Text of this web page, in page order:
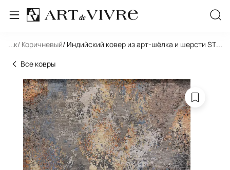
... / Коричневый/ Индийский ковер из арт-шёлка и шерсти
...
Все ковры